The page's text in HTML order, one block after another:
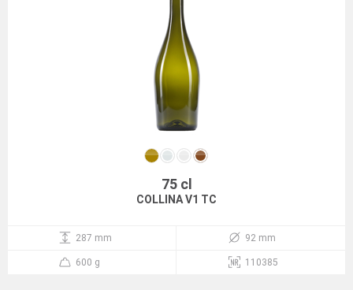
75 cl
COLLINA V1 TC
287 mm 92 mm
600 g 110385